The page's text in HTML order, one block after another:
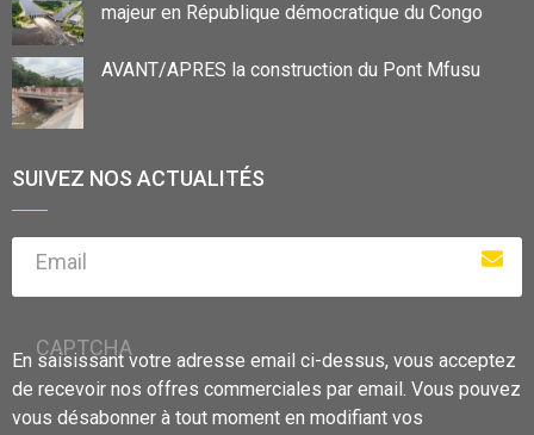
majeur en République démocratique du Congo
AVANT/APRES la construction du Pont Mfusu
SUIVEZ NOS ACTUALITÉS
Email
CAPTCHA
En saisissant votre adresse email ci-dessus, vous acceptez
de recevoir nos offres commerciales par email. Vous pouvez
vous désabonner à tout moment en modifiant vos